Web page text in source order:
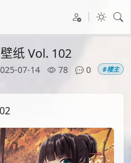
纸 Vol. 102
07-14 78
0
#楼主